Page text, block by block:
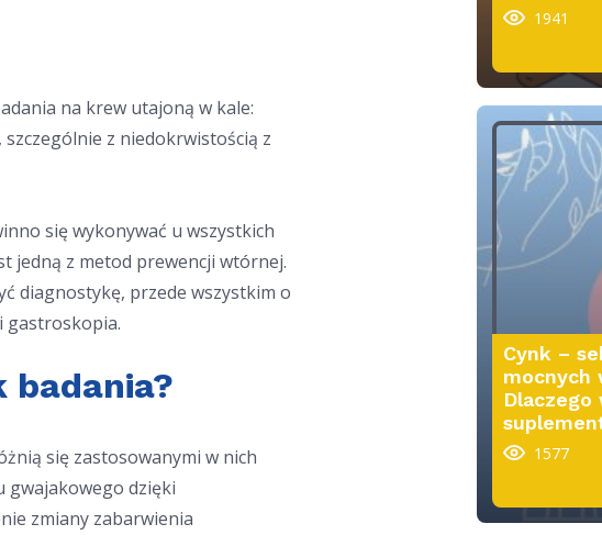
na krew utajoną w kale:
z niedokrwistością z
się wykonywać u wszystkich
jedną z metod prewencji wtórnej.
diagnostykę, przede wszystkim o
gastroskopia.
badania?
się zastosowanymi w nich
gwajakowego dzięki
zmiany zabarwienia
1941
Cynk –
mocnych
Dlaczego
1577